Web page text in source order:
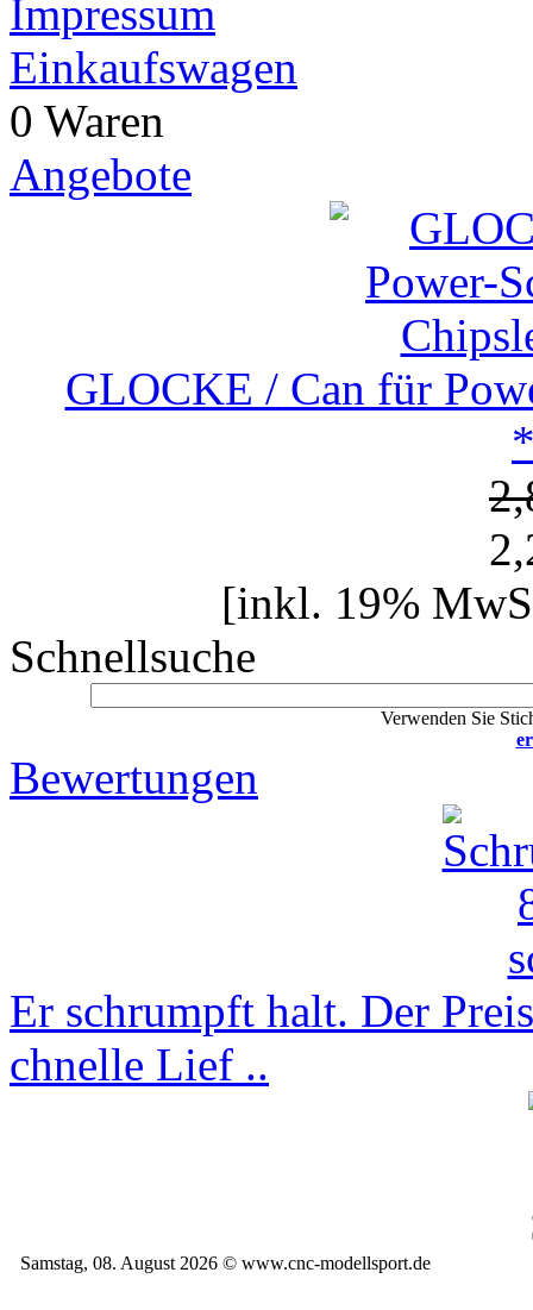
Impressum
Einkaufswagen
0 Waren
Angebote
GLOCKE / Can für
[inkl. 19%
Schnellsuche
Verwenden Sie
Bewertungen
Er schrumpft halt. Der
chnelle Lief ..
Samstag, 08. August 2026 © www.cnc-modellsport.de